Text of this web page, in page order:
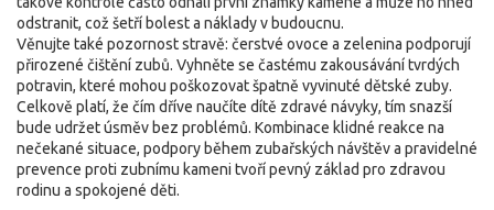
odstranit, což šetří bolest a náklady v budoucnu.
Věnujte také pozornost stravě: čerstvé ovoce a zelenina podporují
přirozené čištění zubů. Vyhněte se častému zakousávání tvrdých
potravin, které mohou poškozovat špatně vyvinuté dětské zuby.
Celkově platí, že čím dříve naučíte dítě zdravé návyky, tím snazší
bude udržet úsměv bez problémů. Kombinace klidné reakce na
nečekané situace, podpory během zubařských návštěv a pravidelné
prevence proti zubnímu kameni tvoří pevný základ pro zdravou
rodinu a spokojené děti.